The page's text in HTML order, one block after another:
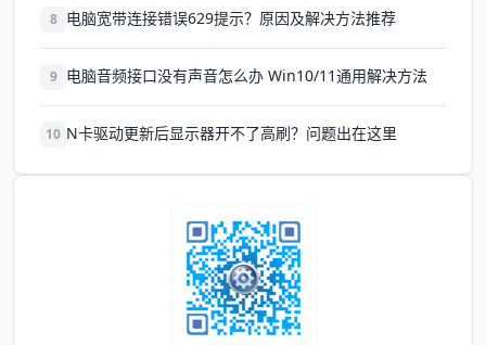
8 电脑宽带连接错误629提示？原因及解决方法推荐
9 电脑音频接口没有声音怎么办 Win10/11通用解决方法
10 N卡驱动更新后显示器开不了高刷？问题出在这里